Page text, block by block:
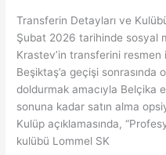
Transferin Detayları ve
Şubat 2026 tarihinde sosyal
Krastev’in transferini resmen
Beşiktaş’a geçişi
doldurmak amacıyla Belçika
sonuna kadar satın alma
Kulüp açıklamasında,
kulübü Lommel SK